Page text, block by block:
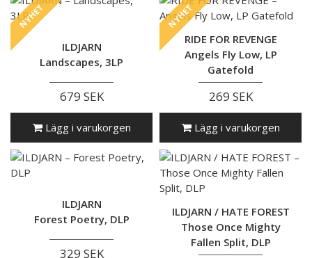
NYHET
ILDJARN
Landscapes, 3LP
679 SEK
Lägg i varukorgen
NYHET
RIDE FOR REVENGE
Angels Fly Low, LP
Gatefold
269 SEK
Lägg i varukorgen
ILDJARN
Forest Poetry, DLP
329 SEK
ILDJARN / HATE FOREST
Those Once Mighty
Fallen Split, DLP